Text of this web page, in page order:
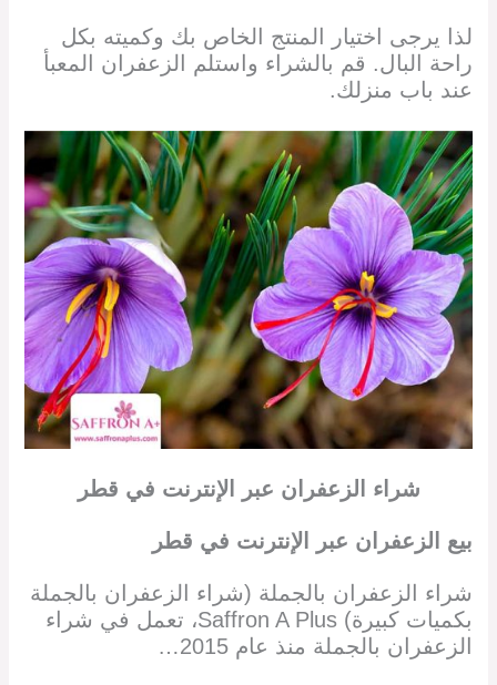
لذا يرجى اختيار المنتج الخاص بك وكميته بكل
راحة البال. قم بالشراء واستلم الزعفران المعبأ
عند باب منزلك.
شراء الزعفران عبر الإنترنت في قطر
بيع الزعفران عبر الإنترنت في قطر
شراء الزعفران بالجملة (شراء الزعفران بالجملة
بكميات كبيرة) Saffron A Plus، تعمل في شراء
الزعفران بالجملة منذ عام 2015…